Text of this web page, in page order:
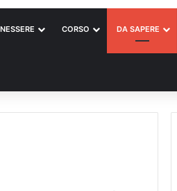
CORSO DA SAPERE